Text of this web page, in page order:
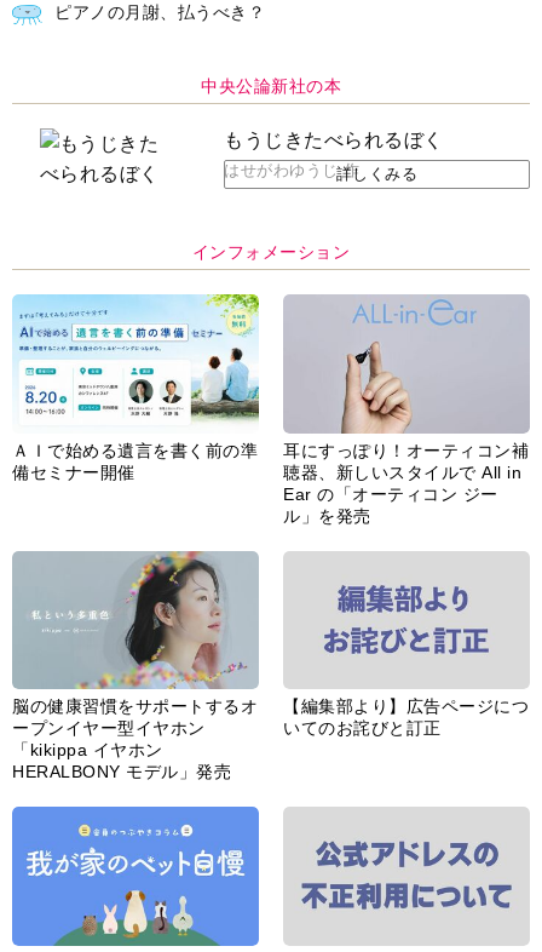
ピアノの月謝、払うべき？
中央公論新社の本
もうじきたべられるぼく
はせがわゆうじ 作詳しくみる
インフォメーション
ＡＩで始める遺言を書く前の準
備セミナー開催
耳にすっぽり！オーティコン補
聴器、新しいスタイルで All in
Ear の「オーティコン ジー
ル」を発売
脳の健康習慣をサポートするオ
ープンイヤー型イヤホン
「kikippa イヤホン
HERALBONY モデル」発売
【編集部より】広告ページにつ
いてのお詫びと訂正